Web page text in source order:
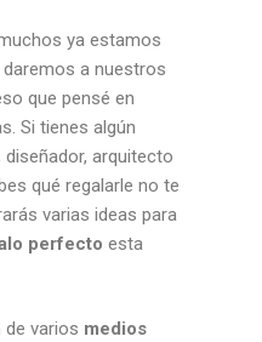
ya estamos
a nuestros
que pensé en
Si tienes algún
diseñador, arquitecto
qué regalarle no te
varias ideas para
perfecto esta
de varios medios